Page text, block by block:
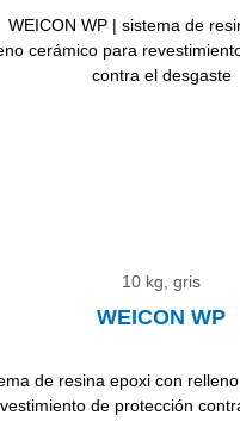
10 kg, gris
WEICON WP
de resina epoxi con
de protección